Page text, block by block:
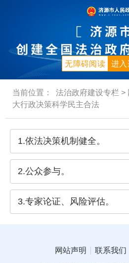
进入
无障碍阅读
当前位置： 法治政府建设专栏 >
大行政决策科学民主合法
1.依法决策机制健全。
2.公众参与。
3.专家论证、风险评估。
网站声明 联系我们